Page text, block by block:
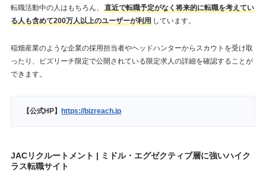
転職活動中の人はもちろん、
直近で転職予定がなく将来的に転職を考えてい
る人も含めて200万人以上のユーザーが利用 しています。
稲畑産業のような企業の採用担当者やヘッドハンターからスカウトを受け取
ったり、ビズリーチ限定で公開されている限定求人の詳細を確認することが
できます。
【公式HP】 https://bizreach.jp
JACリクルートメント | ミドル・エグゼクティブ層に強いハイク
ラス転職サイト